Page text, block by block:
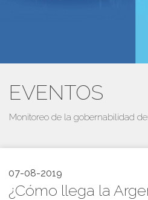
EVENTOS
Monitoreo de la gobernabilidad
07-08-2019
¿Cómo llega la